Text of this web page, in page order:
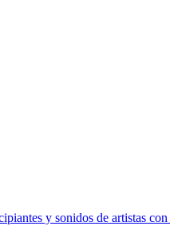
y sonidos de artistas